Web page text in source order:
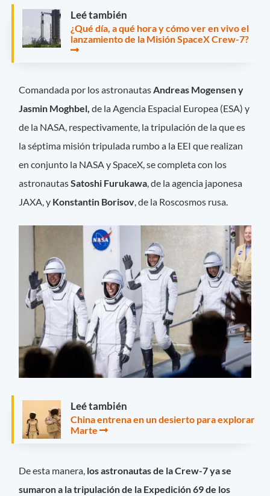
Leé también
¿Qué día, a qué hora y cómo ver en vivo el
lanzamiento de la Misión SpaceX Crew-7?
Comandada por los astronautasAndreas Mogensen y
Jasmin Moghbel,de la Agencia Espacial Europea (ESA) y
de la NASA, respectivamente, la tripulación de la que es
la séptima misión tripulada rumbo a la EEI que realizan
en conjunto la NASA y SpaceX, se completa con los
astronautasSatoshi Furukawa, de la agencia japonesa
JAXA, y Konstantin Borisov, de la Roscosmos rusa.
Leé también
China entrena en un desierto para explorar
Marte
De esta manera, los astronautas de la Crew-7 ya se
sumaron a la tripulación de la Expedición 69 de los